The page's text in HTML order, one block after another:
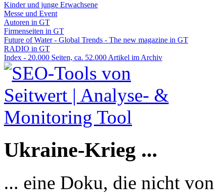
Kinder und junge Erwachsene
Messe und Event
Autoren in GT
Firmenseiten in GT
Future of Water - Global Trends - The new magazine in GT
RADIO in GT
Index - 20.000 Seiten, ca. 52.000 Artikel im Archiv
Ukraine-Krieg ...
... eine Doku, die nicht